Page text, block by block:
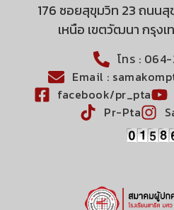
176 ซอยสุขุมวิท 23 ถนน
เหนือ เขตวัฒนา กรุงเ
โทร :
Email :
facebook/pr_pta
Pr-Pta